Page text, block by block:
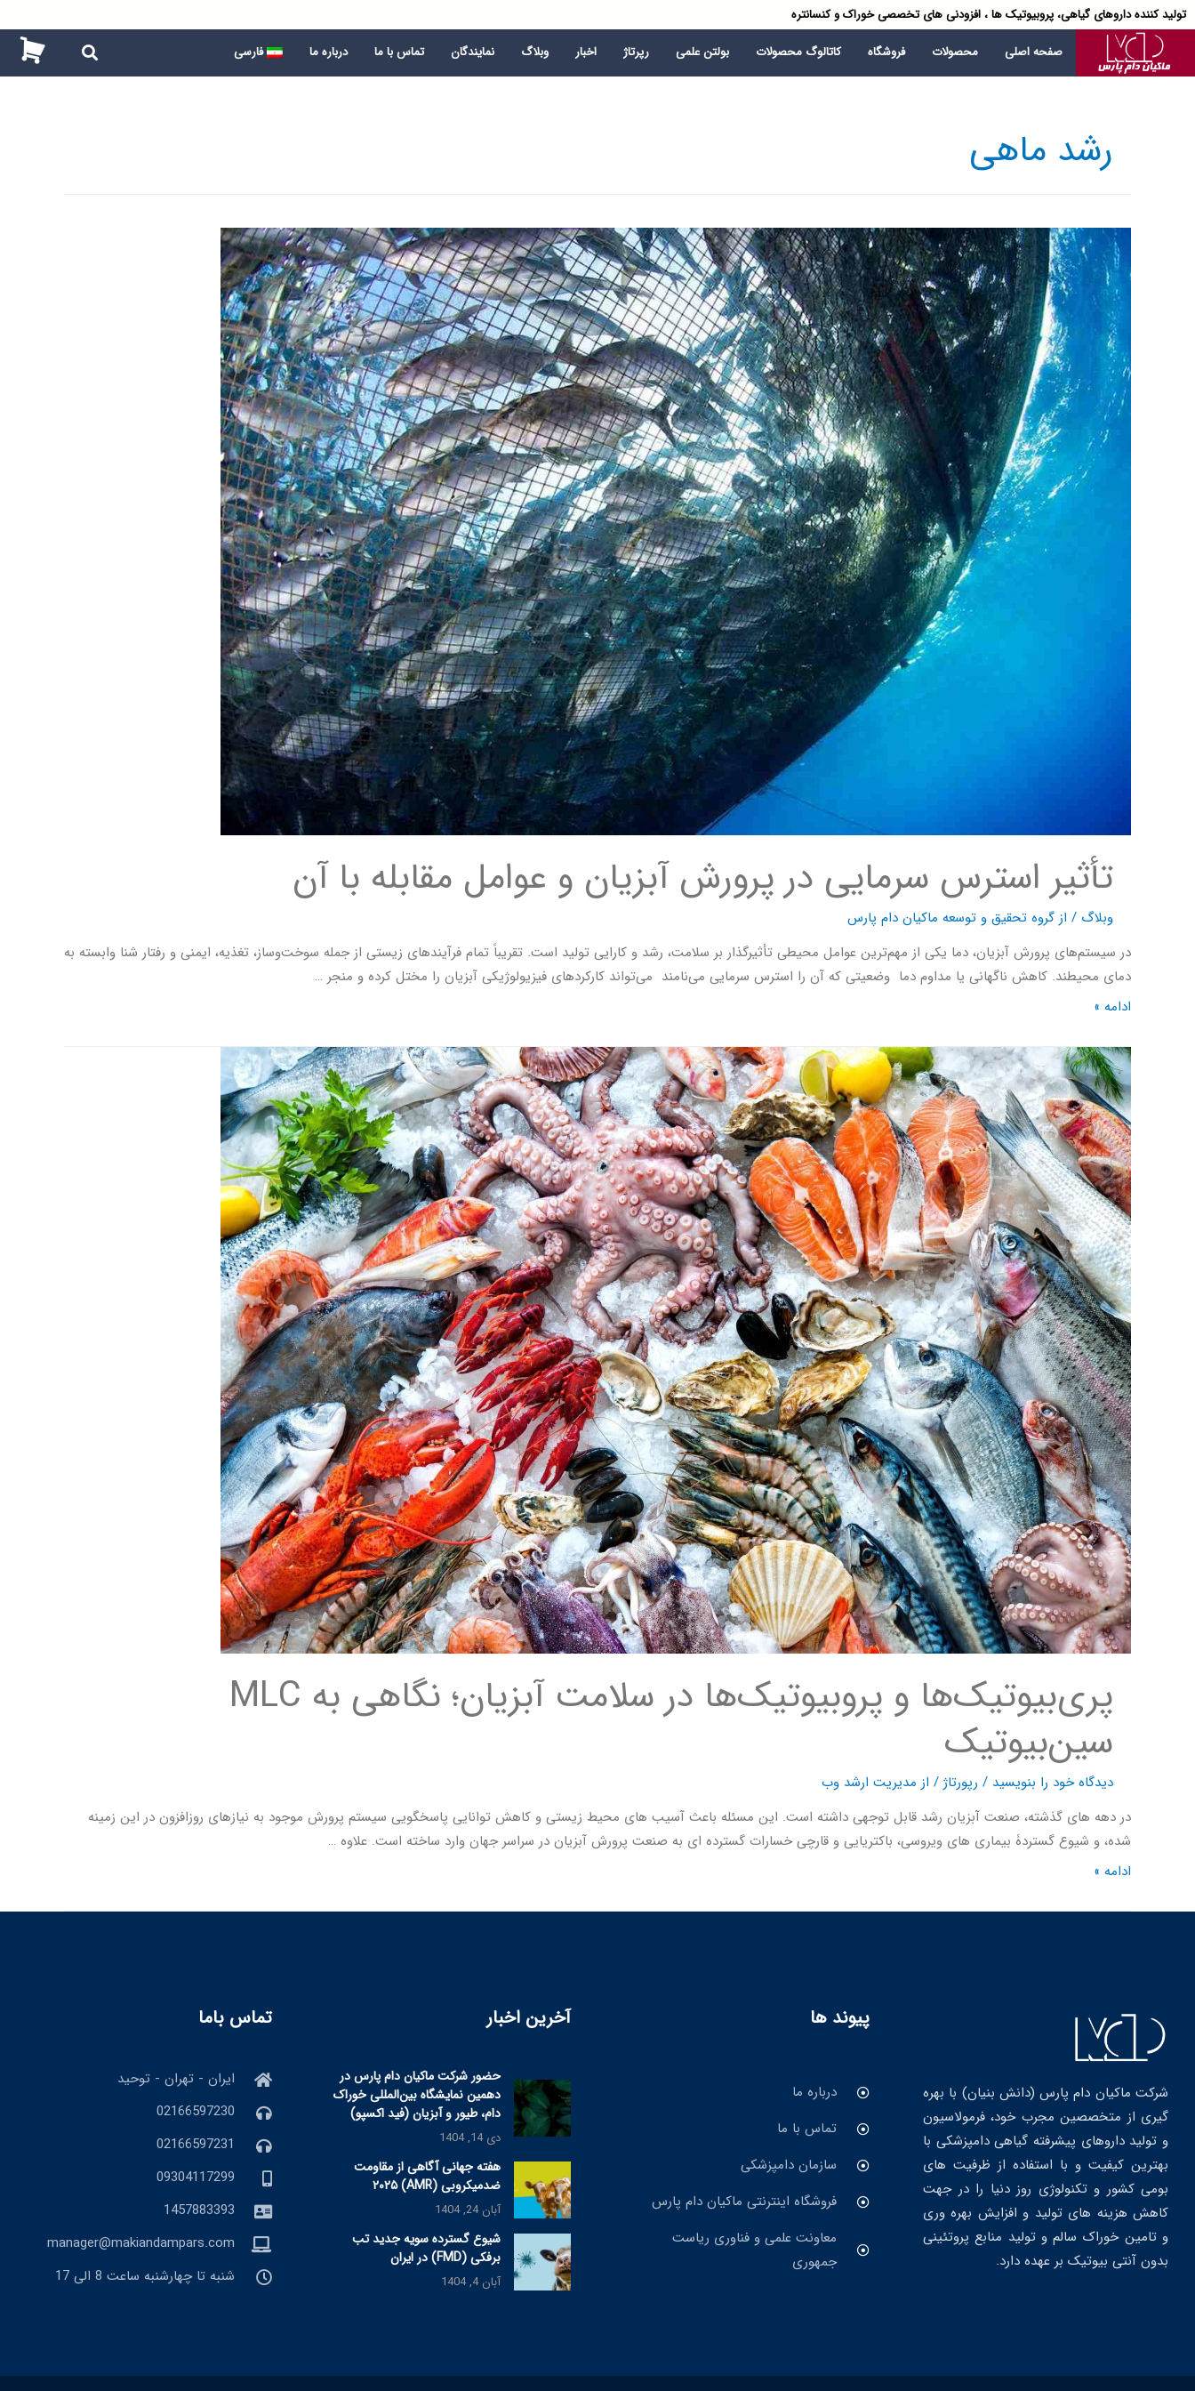
تولید کننده داروهای گیاهی، پروبیوتیک ها ، افزودنی های تخصصی خوراک و کنسانتره
صفحه اصلی محصولات فروشگاه کاتالوگ محصولات بولتن علمی رپرتاژ اخبار وبلاگ نمایندگان تماس با ما درباره ما فارسی
رشد ماهی
تأثیر استرس سرمایی در پرورش آبزیان و عوامل مقابله با آن
وبلاگ / از گروه تحقیق و توسعه ماکیان دام پارس
در سیستم‌های پرورش آبزیان، دما یکی از مهم‌ترین عوامل محیطی تأثیرگذار بر سلامت، رشد و کارایی تولید است. تقریباً تمام فرآیندهای زیستی از جمله سوخت‌وساز، تغذیه، ایمنی و رفتار شنا وابسته به
دمای محیطند. کاهش ناگهانی یا مداوم دما وضعیتی که آن را استرس سرمایی می‌نامند می‌تواند کارکردهای فیزیولوژیکی آبزیان را مختل کرده و منجر …
ادامه »
پری‌بیوتیک‌ها و پروبیوتیک‌ها در سلامت آبزیان؛ نگاهی به MLC
سین‌بیوتیک
دیدگاه‌ خود را بنویسید / رپورتاژ / از مدیریت ارشد وب
در دهه های گذشته، صنعت آبزیان رشد قابل توجهی داشته است. این مسئله باعث آسیب های محیط زیستی و کاهش توانایی پاسخگویی سیستم پرورش موجود به نیازهای روزافزون در این زمینه
شده، و شیوع گستردۀ بیماری های ویروسی، باکتریایی و قارچی خسارات گسترده ای به صنعت پرورش آبزیان در سراسر جهان وارد ساخته است. علاوه …
ادامه »
شرکت ماکیان دام پارس (دانش بنیان) با بهره
گیری از متخصصین مجرب خود، فرمولاسیون
و تولید داروهای پیشرفته گیاهی دامپزشکی با
بهترین کیفیت و با استفاده از ظرفیت های
بومی کشور و تکنولوژی روز دنیا را در جهت
کاهش هزینه های تولید و افزایش بهره وری
و تامین خوراک سالم و تولید منابع پروتئینی
بدون آنتی بیوتیک بر عهده دارد.
پیوند ها
درباره ما
تماس با ما
سازمان دامپزشکی
فروشگاه اینترنتی ماکیان دام پارس
معاونت علمی و فناوری ریاست
جمهوری
آخرین اخبار
حضور شرکت ماکیان دام پارس در
دهمین نمایشگاه بین‌المللی خوراک
دام، طیور و آبزیان (فید اکسپو)
دی 14, 1404
هفته جهانی آگاهی از مقاومت
ضدمیکروبی (AMR) ۲۰۲۵
آبان 24, 1404
شیوع گسترده سویه جدید تب
برفکی (FMD) در ایران
آبان 4, 1404
تماس باما
ایران - تهران - توحید
02166597230
02166597231
09304117299
1457883393
manager@makiandampars.com
شنبه تا چهارشنبه ساعت 8 الی 17